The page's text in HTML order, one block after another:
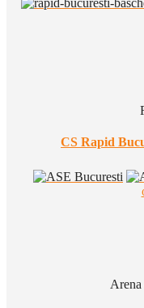
CS Rapid
Arena